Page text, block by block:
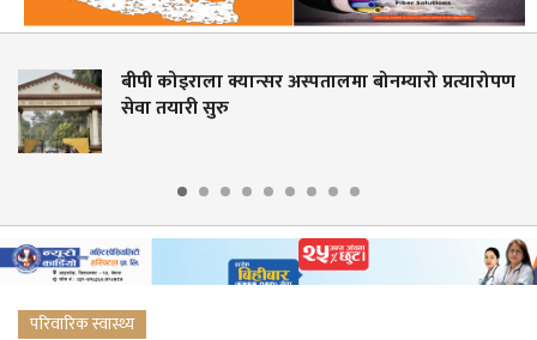
अस्पतालमा बोनम्यारो प्रत्यारोपण ज्वरो आउँदा
परिवारिक स्वास्थ्य